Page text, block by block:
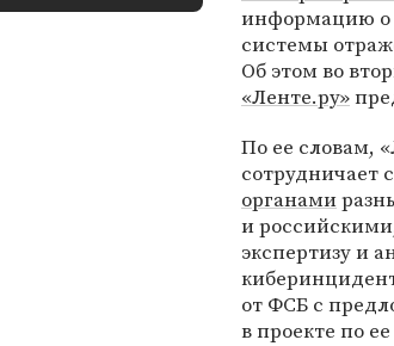
информацию о
системы
Об этом во
«Ленте.ру»
По ее словам,
сотрудничает с
органами
и
экспертизу и
от ФСБ с
в проекте по